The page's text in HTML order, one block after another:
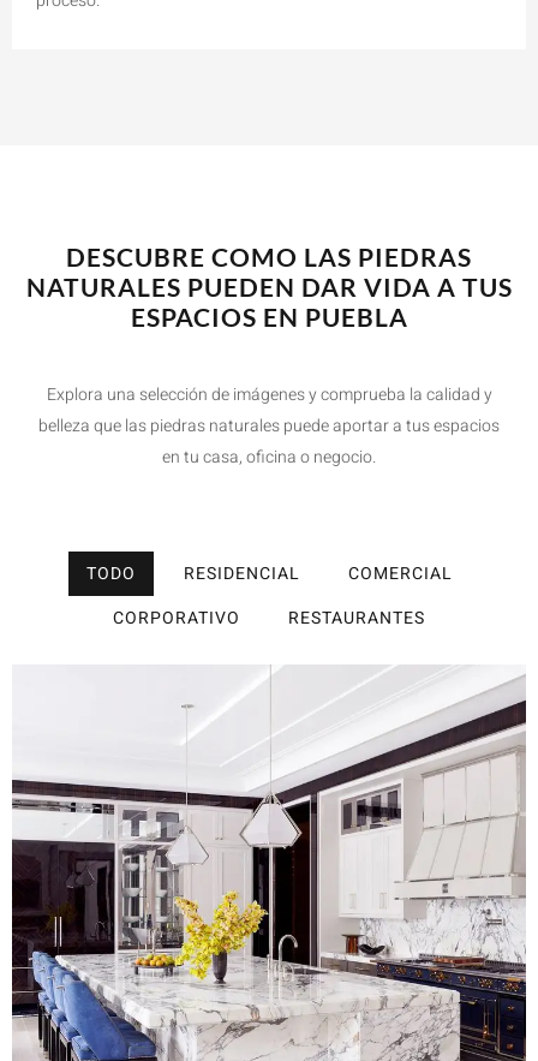
DESCUBRE COMO LAS PIEDRAS
NATURALES PUEDEN DAR VIDA A TUS
ESPACIOS EN PUEBLA
Explora una selección de imágenes y comprueba la calidad y
belleza que las piedras naturales puede aportar a tus espacios
en tu casa, oficina o negocio.
TODO RESIDENCIAL
COMERCIAL
CORPORATIVO
RESTAURANTES